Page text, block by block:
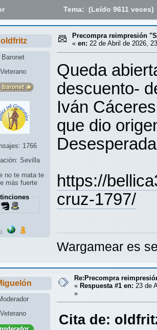
Tema: (Leído 9611 veces)
oldfritz
Baronet
Veterano
1766
Sevilla
no te mata te
más fuerte
Precompra reimpresión
« en: 22 de Abril de 2026,
Queda
descuento-
Iván
que dio
https://
cruz-1797/
Wargamear es
Veterano
Re:Precompra
« Respuesta #1 en: 23 de
»
Cita de: